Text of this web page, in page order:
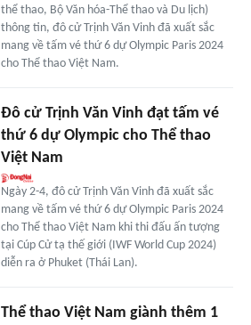
thể thao, Bộ Văn hóa-Thể thao và Du lịch)
thông tin, đô cử Trịnh Văn Vinh đã xuất sắc
mang về tấm vé thứ 6 dự Olympic Paris 2024
cho Thể thao Việt Nam.
Đô cử Trịnh Văn Vinh đạt tấm vé
thứ 6 dự Olympic cho Thể thao
Việt Nam
Ngày 2-4, đô cử Trịnh Văn Vinh đã xuất sắc
mang về tấm vé thứ 6 dự Olympic Paris 2024
cho Thể thao Việt Nam khi thi đấu ấn tượng
tại Cúp Cử tạ thế giới (IWF World Cup 2024)
diễn ra ở Phuket (Thái Lan).
Thể thao Việt Nam giành thêm 1